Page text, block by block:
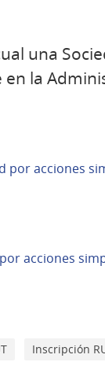
una
la
por acciones
acciones
Inscripción